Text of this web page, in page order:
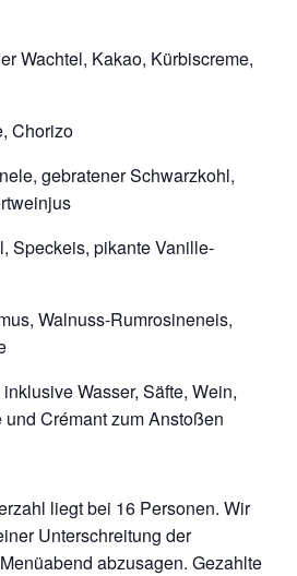
Wachtel, Kakao, Kürbiscreme,
Chorizo
gebratener Schwarzkohl,
Speckeis, pikante Vanille-
Walnuss-Rumrosineneis,
Wasser, Säfte, Wein,
Crémant zum Anstoßen
liegt bei 16 Personen. Wir
Unterschreitung der
abzusagen. Gezahlte